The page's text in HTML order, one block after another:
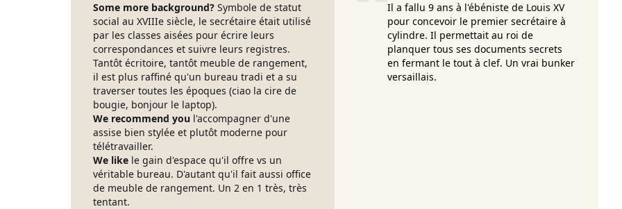
Some more background? Symbole de statut
social au XVIIIe siècle, le secrétaire était utilisé
par les classes aisées pour écrire leurs
correspondances et suivre leurs registres.
Tantôt écritoire, tantôt meuble de rangement,
il est plus raffiné qu'un bureau tradi et a su
traverser toutes les époques (ciao la cire de
bougie, bonjour le laptop).
We recommend you l'accompagner d'une
assise bien stylée et plutôt moderne pour
télétravailler.
We like le gain d'espace qu'il offre vs un
véritable bureau. D'autant qu'il fait aussi office
de meuble de rangement. Un 2 en 1 très, très
tentant.
Il a fallu 9 ans à l'ébéniste de Louis XV
pour concevoir le premier secrétaire à
cylindre. Il permettait au roi de
planquer tous ses documents secrets
en fermant le tout à clef. Un vrai bunker
versaillais.